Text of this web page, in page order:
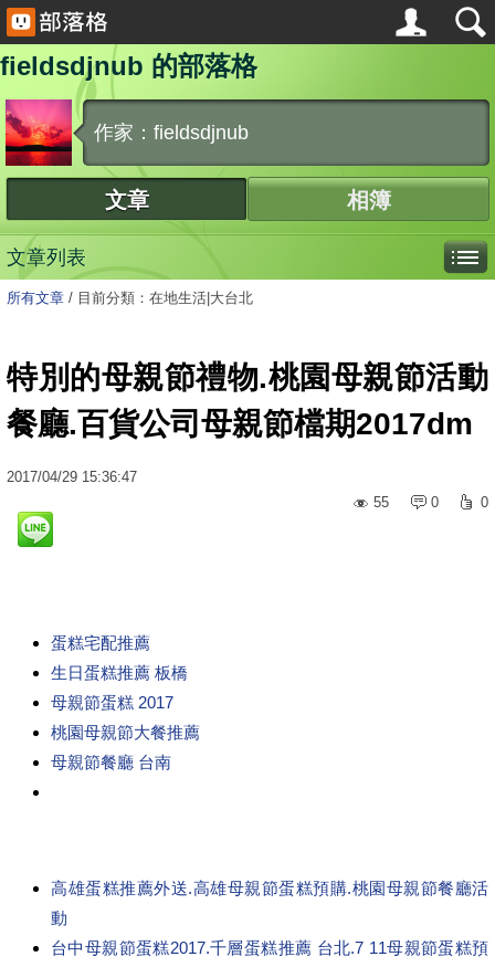
fieldsdjnub 的部落格
作家：fieldsdjnub
文章 相簿
文章列表
所有文章 / 目前分類：在地生活|大台北
特別的母親節禮物.桃園母親節活動
餐廳.百貨公司母親節檔期2017dm
2017/04/29 15:36:47
55
0 0
蛋糕宅配推薦
生日蛋糕推薦 板橋
母親節蛋糕 2017
桃園母親節大餐推薦
母親節餐廳 台南
高雄蛋糕推薦外送.高雄母親節蛋糕預購.桃園母親節餐廳活
動
台中母親節蛋糕2017.千層蛋糕推薦 台北.7 11母親節蛋糕預